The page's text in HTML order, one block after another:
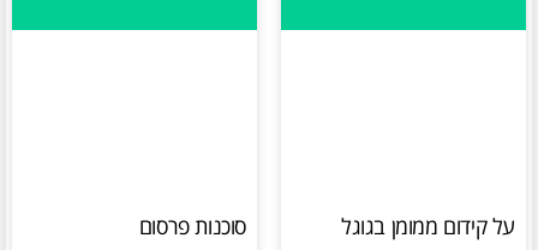
על קידום ממומן בגוגל סוכנות פרסום